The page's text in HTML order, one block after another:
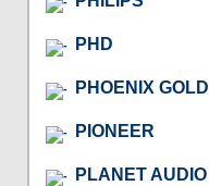
PHD
PHOENIX GOLD
PIONEER
PLANET AUDIO